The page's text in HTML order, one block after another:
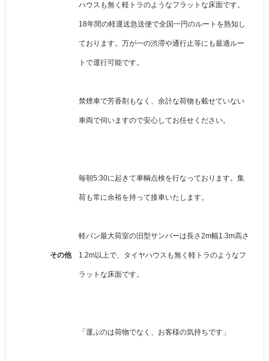
その他
ハウスも無く軽トラのようなフラットな床面です。
18年間の軽運送急送便で全国一円のルートを熟知し
ております。万が一の渋滞や通行止等にも最適ルー
トで運行可能です。
禁煙車で芳香剤もなく、余計な荷物も載せていない
車両で伺いますので安心してお任せください。
毎朝5:30に起きて車輌点検を行なっております。集
荷も常に余裕を持って接車いたします。
軽バン最大荷室の旧型サンバーは長さ2m幅1.3m高さ
1.2m以上で、タイヤハウスも無く軽トラのようなフ
ラットな床面です。
「運ぶのは荷物でなく、お客様の気持ちです」